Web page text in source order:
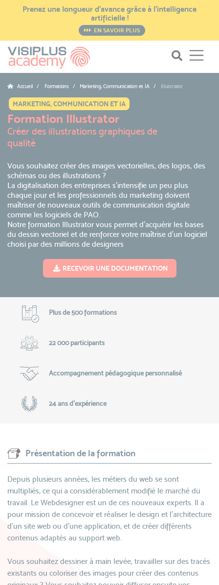
Prenez une longueur d’avance grâce à l’intelligence
artificielle !
EN SAVOIR PLUS
Accueil Formations / Marketing, Communication et IA Illustrator
MARKETING, COMMUNICATION ET IA
Formation Illustrator
Créer des illustrations graphiques de
qualité
Vous souhaitez créer des images vectorielles, des logos, des
schémas ou des illustrations ?
La digitalisation des entreprises s’intensifie un peu plus
chaque jour et les professionnels du marketing doivent
maîtriser de nouveaux outils de communication digitale
comme les logiciels de PAO.
Notre formation Illustrator vous permet d’acquérir les bases
du dessin vectoriel et de renforcer votre maîtrise d'un logiciel
choisi par des millions de designers
RECEVOIR UNE DOCUMENTATION
Plus de 500 formations
22 000 participants
Accompagnement pédagogique personnalisé
24 ans d'expérience
Présentation de la formation
Depuis plusieurs années, les métiers du web se sont
multipliés, ce qui a considérablement modifié le marché du
travail. Le Webdesigner est un de ces nouveaux experts. Il a
pour mission de concevoir et réaliser le design et l’architecture
d’un site web ou d’une application, et de créer différents
contenus adaptés au support web.
Vous souhaitez dessiner à main levée, travailler sur des tracés
existants ou coloriser des images pour créer des contenus